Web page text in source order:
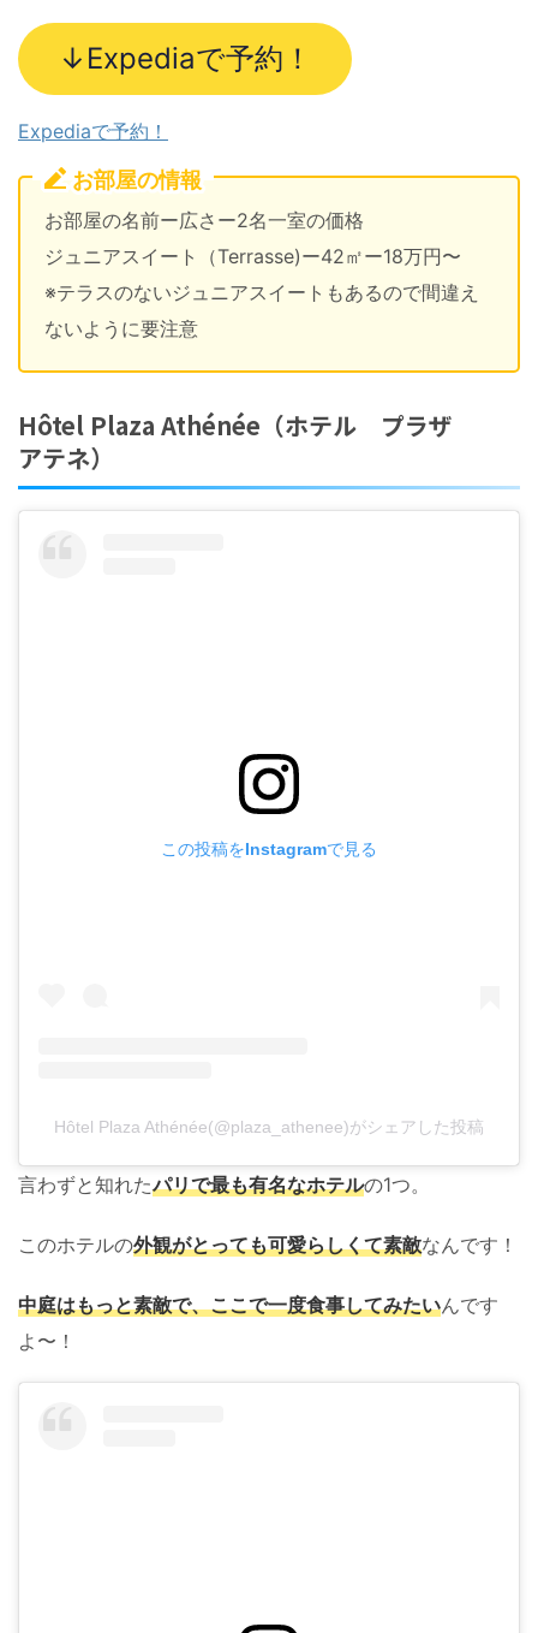
↓Expediaで予約！
Expediaで予約！
お部屋の情報
お部屋の名前ー広さー2名一室の価格
ジュニアスイート（Terrasse)ー42㎡ー18万円〜
※テラスのないジュニアスイートもあるので間違え
ないように要注意
Hôtel Plaza Athénée（ホテル プラザ
アテネ）
この投稿をInstagramで見る
Hôtel Plaza Athénée(@plaza_athenee)がシェアした投稿
言わずと知れたパリで最も有名なホテルの1つ。
このホテルの外観がとっても可愛らしくて素敵なんです！
中庭はもっと素敵で、ここで一度食事してみたいんです
よ〜！